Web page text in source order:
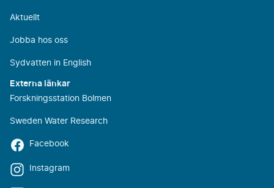
Aktuellt
Jobba hos oss
Sydvatten in English
Externa länkar
Forskningsstation Bolmen
Sweden Water Research
Facebook
Instagram